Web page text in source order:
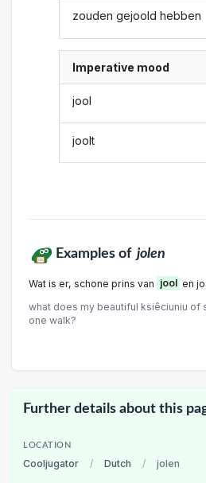
zouden gejoold hebben
Imperative mood
jool
joolt
Examples of jolen
Wat is er, schone prins van jool en
what does my beautiful ksiêciuniu of
one walk?
Further details about this
LOCATION
Cooljugator / Dutch / jolen